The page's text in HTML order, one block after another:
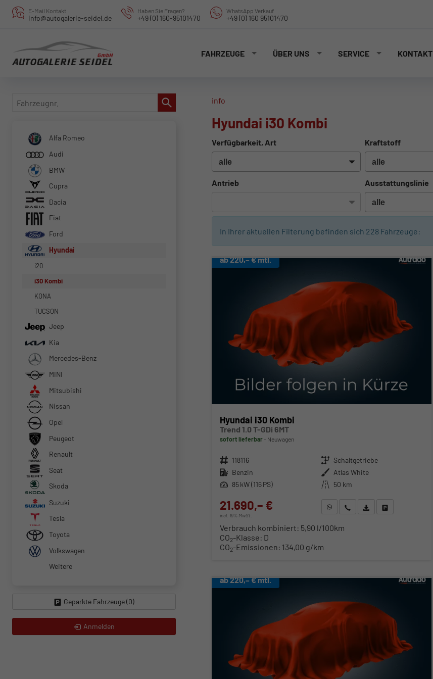
E-Mail Kontakt
info@autogalerie-seidel.de
Haben Sie Fragen?
+49 (0) 160-95101470
WhatsApp Verkauf
+49 (0) 160 95101470
FAHRZEUGE ÜBER UNS SERVICE KONTAKT
info
Hyundai i30 Kombi
Verfügbarkeit, Art Kraftstoff
Antrieb Ausstattungslinie
In Ihrer aktuellen Filterung befinden sich 228 Fahrzeuge:
ab 220,– € mtl.
Hyundai i30 Kombi
Trend 1.0 T-GDi 6MT
sofort lieferbar Neuwagen
Fahrzeugnr. 118116 Getriebe Schaltgetriebe
Kraftstoff Benzin Außenfarbe Atlas White
Leistung 85 kW (116 PS) Kilometerstand 50 km
21.690,– €
incl. 19% MwSt.
WhatsApp anfragen
Wir rufen Sie anFahrzeugexposé (PDF)
Verbrauch kombiniert: 5,90 l/100km
CO2-Klasse: D
CO2-Emissionen: 134,00 g/km
ab 220,– € mtl.
Fahrzeugnr.
Alfa Romeo
Audi
BMW
Cupra
Dacia
Fiat
Ford
Hyundai
i20
i30 Kombi
KONA
TUCSON
Jeep
Kia
Mercedes-Benz
MINI
Mitsubishi
Nissan
Opel
Peugeot
Renault
Seat
Skoda
Suzuki
Tesla
Toyota
Volkswagen
Weitere
Geparkte Fahrzeuge (0)
Anmelden